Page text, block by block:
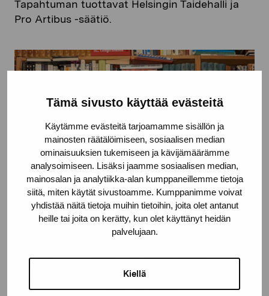
Tämä sivusto käyttää evästeitä
Käytämme evästeitä tarjoamamme sisällön ja
mainosten räätälöimiseen, sosiaalisen median
ominaisuuksien tukemiseen ja kävijämäärämme
analysoimiseen. Lisäksi jaamme sosiaalisen median,
mainosalan ja analytiikka-alan kumppaneillemme tietoja
siitä, miten käytät sivustoamme. Kumppanimme voivat
yhdistää näitä tietoja muihin tietoihin, joita olet antanut
heille tai joita on kerätty, kun olet käyttänyt heidän
palvelujaan.
Kiellä
Tapahtuman tuottavat Helsingin Taidehalli ja
Pro Artibus -säätiö.